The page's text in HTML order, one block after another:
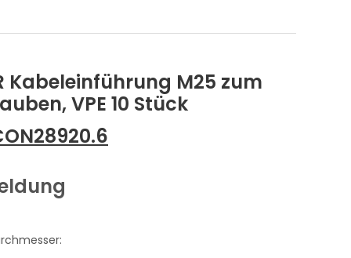
Kabeleinführung M25 zum
VPE 10 Stück